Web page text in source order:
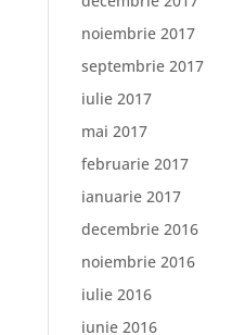
noiembrie 2017
septembrie 2017
iulie 2017
mai 2017
februarie 2017
ianuarie 2017
decembrie 2016
noiembrie 2016
iulie 2016
iunie 2016